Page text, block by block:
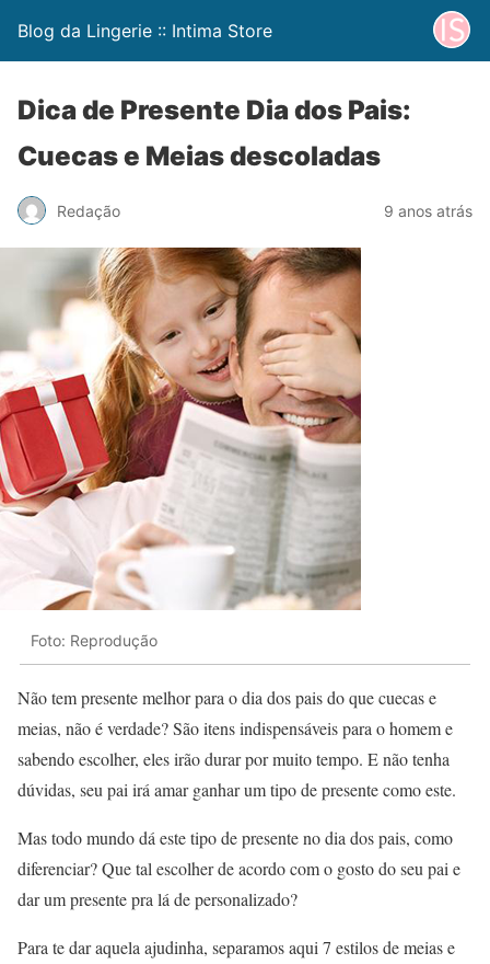
Blog da Lingerie :: Intima Store
Dica de Presente Dia dos Pais:
Cuecas e Meias descoladas
Redação 9 anos atrás
Foto: Reprodução
Não tem presente melhor para o dia dos pais do que cuecas e
meias, não é verdade? São itens indispensáveis para o homem e
sabendo escolher, eles irão durar por muito tempo. E não tenha
dúvidas, seu pai irá amar ganhar um tipo de presente como este.
Mas todo mundo dá este tipo de presente no dia dos pais, como
diferenciar? Que tal escolher de acordo com o gosto do seu pai e
dar um presente pra lá de personalizado?
Para te dar aquela ajudinha, separamos aqui 7 estilos de meias e